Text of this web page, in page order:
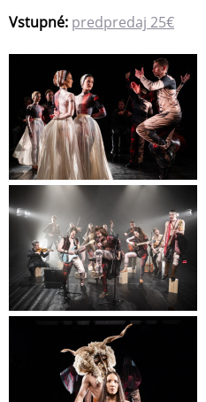
Vstupné: predpredaj 25€